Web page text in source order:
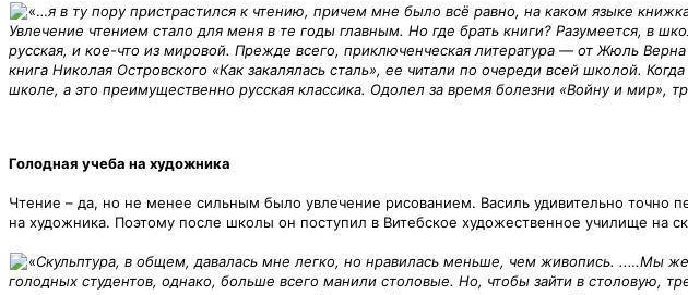
«…я в ту пору пристрастился к чтению, причем мне было всё равно, на каком языке
Увлечение чтением стало для меня в те годы главным. Но где брать книги? Разумеется, в
русская, и кое-что из мировой. Прежде всего, приключенческая литература — от Жюль
книга Николая Островского «Как закалялась сталь», ее читали по очереди всей школой.
школе, а это преимущественно русская классика. Одолел за время болезни «Войну и мир»,
Голодная учеба на художника
Чтение – да, но не менее сильным было увлечение рисованием. Василь удивительно точно
на художника. Поэтому после школы он поступил в Витебское художественное училище на
«Скульптура, в общем, давалась мне легко, но нравилась меньше, чем живопись. ..…Мы
голодных студентов, однако, больше всего манили столовые. Но, чтобы зайти в столовую,